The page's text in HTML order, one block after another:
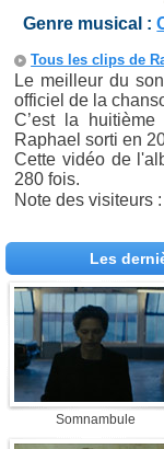
Genre musical :
Tous les clips de
Le meilleur du
officiel de la
C’est la
Raphael sorti en
Cette vidéo de
280 fois.
Note des visiteurs :
Les
Somnambule